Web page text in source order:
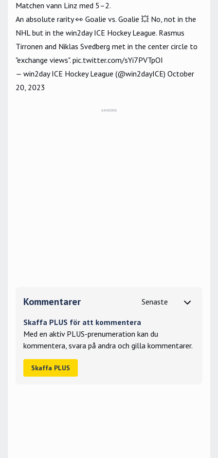
Matchen vann Linz med 5–2.
An absolute rarity 👀 Goalie vs. Goalie 💥 No, not in the
NHL but in the win2day ICE Hockey League. Rasmus
Tirronen and Niklas Svedberg met in the center circle to
"exchange views". pic.twitter.com/sYi7PVTpOI
— win2day ICE Hockey League (@win2dayICE) October
20, 2023
Kommentarer
Skaffa PLUS för att kommentera
Med en aktiv PLUS-prenumeration kan du
kommentera, svara på andra och gilla kommentarer.
Skaffa PLUS